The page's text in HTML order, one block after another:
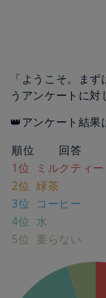
「ようこそ。ま
うアンケートに対
👑アンケート結果
順位
回答
1位 ミルクティー
2位 緑茶
3位 コーヒー
4位 水
5位 要らない